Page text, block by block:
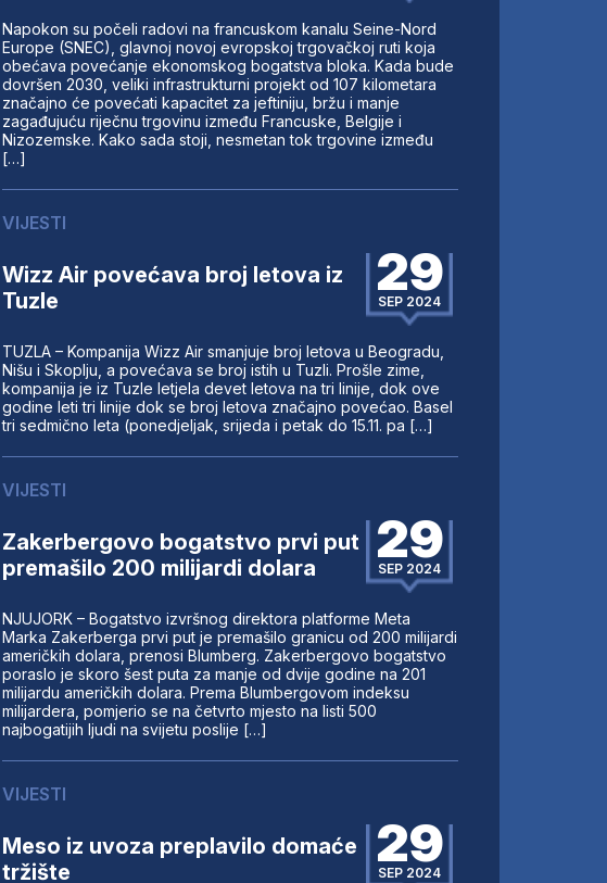
Napokon su počeli radovi na francuskom kanalu Seine-Nord
Europe (SNEC), glavnoj novoj evropskoj trgovačkoj ruti koja
obećava povećanje ekonomskog bogatstva bloka. Kada bude
dovršen 2030, veliki infrastrukturni projekt od 107 kilometara
značajno će povećati kapacitet za jeftiniju, bržu i manje
zagađujuću riječnu trgovinu između Francuske, Belgije i
Nizozemske. Kako sada stoji, nesmetan tok trgovine između
[…]
VIJESTI
Wizz Air povećava broj letova iz
Tuzle
29
SEP 2024
TUZLA – Kompanija Wizz Air smanjuje broj letova u Beogradu,
Nišu i Skoplju, a povećava se broj istih u Tuzli. Prošle zime,
kompanija je iz Tuzle letjela devet letova na tri linije, dok ove
godine leti tri linije dok se broj letova značajno povećao. Basel
tri sedmično leta (ponedjeljak, srijeda i petak do 15.11. pa […]
VIJESTI
Zakerbergovo bogatstvo prvi put
premašilo 200 milijardi dolara
29
SEP 2024
NJUJORK – Bogatstvo izvršnog direktora platforme Meta
Marka Zakerberga prvi put je premašilo granicu od 200 milijardi
američkih dolara, prenosi Blumberg. Zakerbergovo bogatstvo
poraslo je skoro šest puta za manje od dvije godine na 201
milijardu američkih dolara. Prema Blumbergovom indeksu
milijardera, pomjerio se na četvrto mjesto na listi 500
najbogatijih ljudi na svijetu poslije […]
VIJESTI
Meso iz uvoza preplavilo domaće
tržište
29
SEP 2024